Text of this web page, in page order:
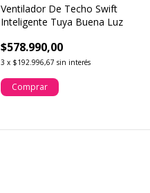
Ventilador De Techo Swift
Inteligente Tuya Buena Luz
$578.990,00
3 x $192.996,67 sin interés
Comprar